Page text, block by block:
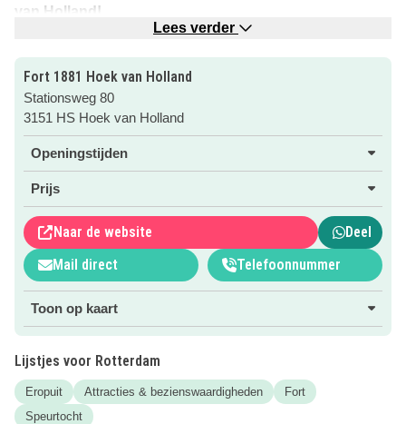
van Holland!
bijzondere verhalen van dit kustverdedigingsfort. Waar
sliepen de manschappen? Hoe konden de soldaten een
beleg overleven?
Doe de specialekinderspeurtocht
door het fort en ontdek
alle geheimen van het fort op een speelse manier!
Kijk voor meer informatie op de website. Klik hiervoor op
de roze button.
Wist je dat je hier ook je kinderfeestje kunt houden?
Lees verder
Fort 1881 Hoek van Holland
Stationsweg 80
3151 HS Hoek van Holland
Openingstijden
Prijs
Naar de website
Deel
Mail direct
Telefoonnummer
Toon op kaart
Lijstjes voor Rotterdam
Eropuit Attracties & bezienswaardigheden
Fort
Speurtocht